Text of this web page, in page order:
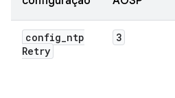
config_ntp
Retry
3